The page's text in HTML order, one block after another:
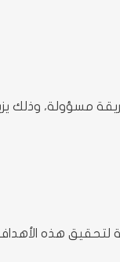
مسؤولة، وذلك
لتحقيق هذه